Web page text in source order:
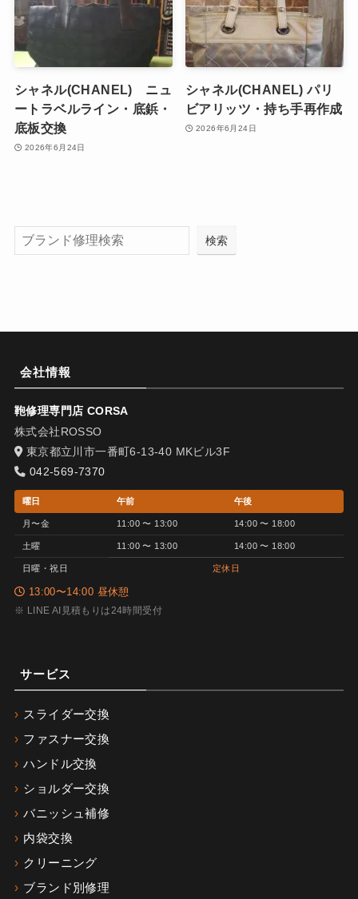
シャネル(CHANEL) ニュ
ートラベルライン・底鋲・
底板交換
2026年6月24日
シャネル(CHANEL) パリ
ビアリッツ・持ち手再作成
2026年6月24日
検索
会社情報
鞄修理専門店 CORSA
株式会社ROSSO
東京都立川市一番町6-13-40 MKビル3F
042-569-7370
曜日 午前 午後
月〜金 11:00 〜 13:00 14:00 〜 18:00
土曜 11:00 〜 13:00 14:00 〜 18:00
日曜・祝日 定休日
13:00〜14:00 昼休憩
※ LINE AI見積もりは24時間受付
サービス
スライダー交換
ファスナー交換
ハンドル交換
ショルダー交換
バニッシュ補修
内袋交換
クリーニング
ブランド別修理